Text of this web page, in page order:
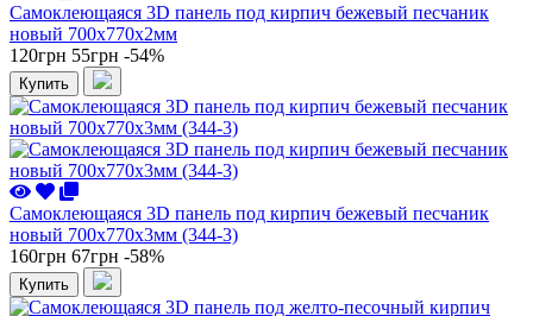
Самоклеющаяся 3D панель под кирпич бежевый песчаник
новый 700x770x2мм
120грн 55грн -54%
Купить
Самоклеющаяся 3D панель под кирпич бежевый песчаник
новый 700x770x3мм (344-3)
160грн 67грн -58%
Купить